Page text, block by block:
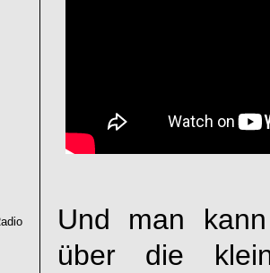
Und man
über die